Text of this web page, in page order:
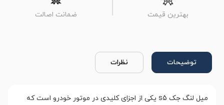
بهترین قیمت ضمانت اصالت
توضیحات نظرات
میل لنگ جک s5 یکی از اجزای کلیدی در موتور خودرو است که